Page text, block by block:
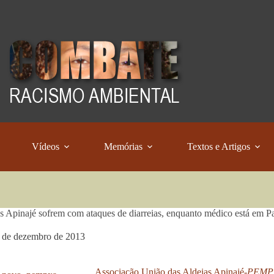
Vídeos Memórias Textos e Artigos
Apinajé sofrem com ataques de diarreias, enquanto médico está em
dezembro de 2013
Associação União das Aldeias Apinajé-